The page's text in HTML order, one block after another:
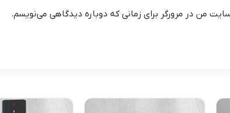
من در مرورگر برای زمانی که دوباره دیدگاهی می‌نویسم.